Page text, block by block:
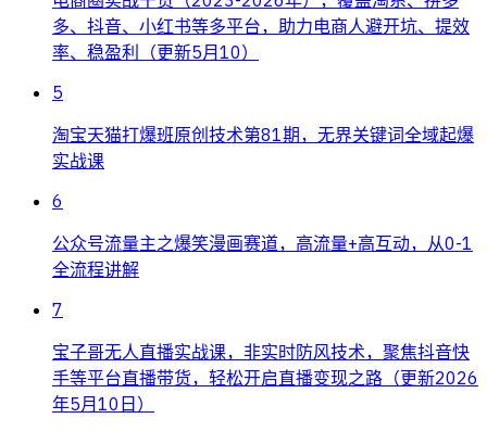
多、抖音、小红书等多平台，助力电商人避开坑、提效
率、稳盈利（更新5月10）
5
淘宝天猫打爆班原创技术第81期，无界关键词全域起爆
实战课
6
公众号流量主之爆笑漫画赛道，高流量+高互动，从0-1
全流程讲解
7
宝子哥无人直播实战课，非实时防风技术，聚焦抖音快
手等平台直播带货，轻松开启直播变现之路（更新2026
年5月10日）